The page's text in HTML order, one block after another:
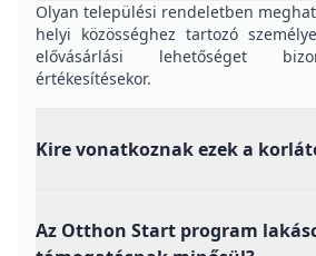
Olyan települési rendeletben
helyi közösséghez tartozó
elővásárlási lehetőséget
értékesítésekor.
Kire vonatkoznak ezek a
Az Otthon Start program